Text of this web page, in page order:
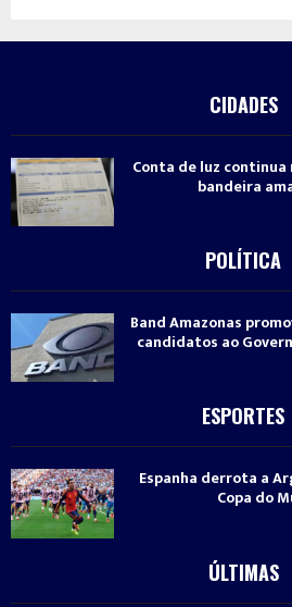
CIDADES
Conta de luz
bandeira
POLÍTICA
Band Amazonas
candidatos ao
ESPORTES
Espanha derrota a
Copa do
ÚLTIMAS